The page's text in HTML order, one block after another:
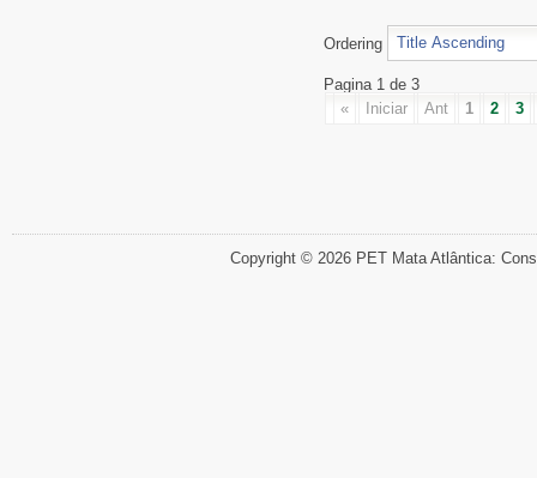
Ordering
Pagina 1 de 3
«
Iniciar Ant 1 2 3
Copyright © 2026 PET Mata Atlântica: